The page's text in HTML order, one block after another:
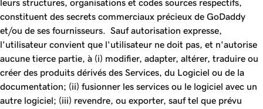
leurs structures, organisations et codes sources respectifs,
constituent des secrets commerciaux précieux de GoDaddy
et/ou de ses fournisseurs. Sauf autorisation expresse,
l'utilisateur convient que l'utilisateur ne doit pas, et n'autorise
aucune tierce partie, à (i) modifier, adapter, altérer, traduire ou
créer des produits dérivés des Services, du Logiciel ou de la
documentation; (ii) fusionner les services ou le logiciel avec un
autre logiciel; (iii) revendre, ou exporter, sauf tel que prévu